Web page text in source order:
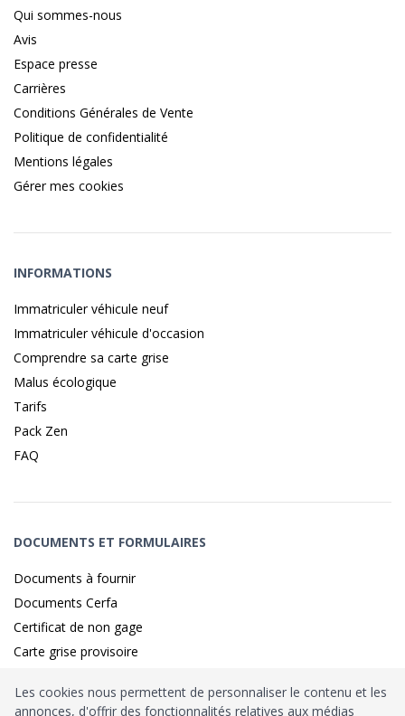
Qui sommes-nous
Avis
Espace presse
Carrières
Conditions Générales de Vente
Politique de confidentialité
Mentions légales
Gérer mes cookies
INFORMATIONS
Immatriculer véhicule neuf
Immatriculer véhicule d'occasion
Comprendre sa carte grise
Malus écologique
Tarifs
Pack Zen
FAQ
DOCUMENTS ET FORMULAIRES
Documents à fournir
Documents Cerfa
Certificat de non gage
Carte grise provisoire
Les cookies nous permettent de personnaliser le contenu et les
annonces, d'offrir des fonctionnalités relatives aux médias